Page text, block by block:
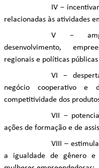
IV −
relacionadas às atividades
V −
desenvolvimento,
regionais e políticas
VI −
negócio cooperativo e
competitividade dos
VII −
ações de formação e de
VIII –
a igualdade de gênero e